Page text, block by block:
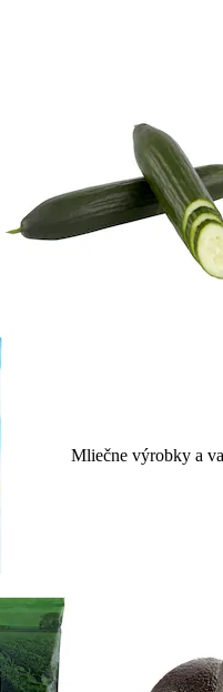
Mliečne výrobky a